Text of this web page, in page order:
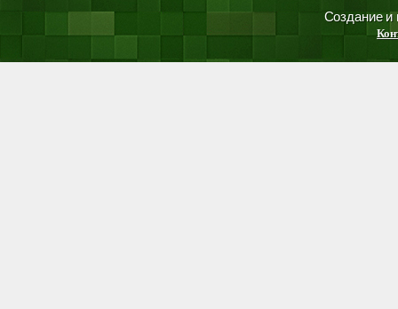
Создание и